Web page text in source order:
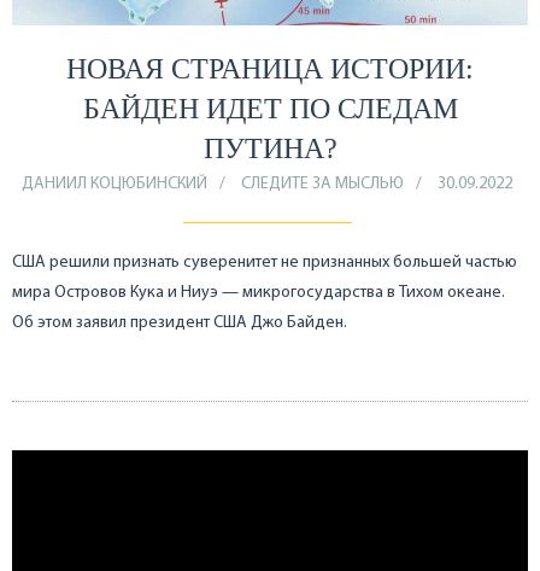
НОВАЯ СТРАНИЦА ИСТОРИИ:
БАЙДЕН ИДЕТ ПО СЛЕДАМ
ПУТИНА?
ДАНИИЛ КОЦЮБИНСКИЙ СЛЕДИТЕ ЗА МЫСЛЬЮ 30.09.2022
США решили признать суверенитет не признанных большей частью
мира Островов Кука и Ниуэ — микрогосударства в Тихом океане.
Об этом заявил президент США Джо Байден.